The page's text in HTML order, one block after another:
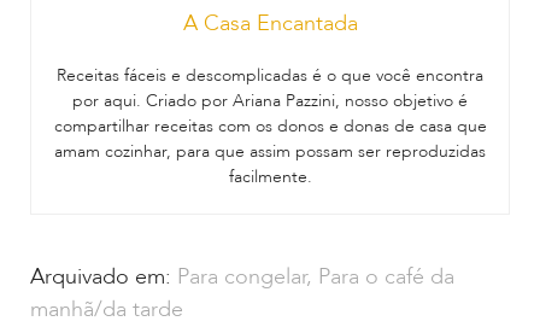
A Casa Encantada
Receitas fáceis e descomplicadas é o que você encontra
por aqui. Criado por Ariana Pazzini, nosso objetivo é
compartilhar receitas com os donos e donas de casa que
amam cozinhar, para que assim possam ser reproduzidas
facilmente.
Arquivado em: Para congelar, Para o café da
manhã/da tarde